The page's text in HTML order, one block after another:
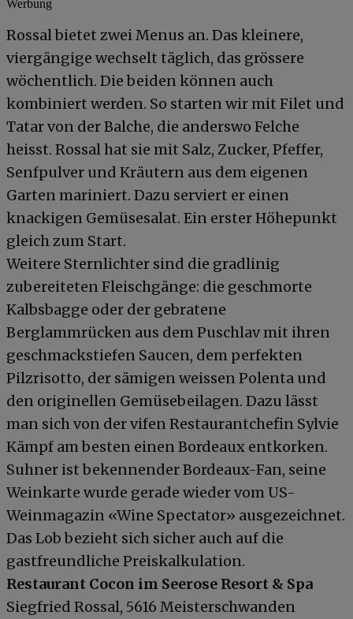
Werbung
Rossal bietet zwei Menus an. Das kleinere,
viergängige wechselt täglich, das grössere
wöchentlich. Die beiden können auch
kombiniert werden. So starten wir mit Filet und
Tatar von der Balche, die anderswo Felche
heisst. Rossal hat sie mit Salz, Zucker, Pfeffer,
Senfpulver und Kräutern aus dem eigenen
Garten mariniert. Dazu serviert er einen
knackigen Gemüsesalat. Ein erster Höhepunkt
gleich zum Start.
Weitere Sternlichter sind die gradlinig
zubereiteten Fleischgänge: die geschmorte
Kalbsbagge oder der gebratene
Berglammrücken aus dem Puschlav mit ihren
geschmackstiefen Saucen, dem perfekten
Pilzrisotto, der sämigen weissen Polenta und
den originellen Gemüsebeilagen. Dazu lässt
man sich von der vifen Restaurantchefin Sylvie
Kämpf am besten einen Bordeaux entkorken.
Suhner ist bekennender Bordeaux-Fan, seine
Weinkarte wurde gerade wieder vom US-
Weinmagazin «Wine Spectator» ausgezeichnet.
Das Lob bezieht sich sicher auch auf die
gastfreundliche Preiskalkulation.
Restaurant Cocon im Seerose Resort & Spa
Siegfried Rossal, 5616 Meisterschwanden